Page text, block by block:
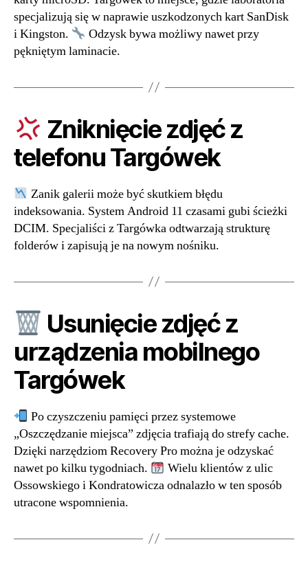
specjalizują się w naprawie uszkodzonych kart SanDisk
i Kingston.
Odzysk bywa możliwy nawet przy
pękniętym laminacie.
Zniknięcie zdjęć z
telefonu Targówek
Zanik galerii może być skutkiem błędu
indeksowania. System Android 11 czasami gubi ścieżki
DCIM. Specjaliści z Targówka odtwarzają strukturę
folderów i zapisują je na nowym nośniku.
Usunięcie zdjęć z
urządzenia mobilnego
Targówek
Po czyszczeniu pamięci przez systemowe
„Oszczędzanie miejsca” zdjęcia trafiają do strefy cache.
Dzięki narzędziom Recovery Pro można je odzyskać
nawet po kilku tygodniach.
Wielu klientów z ulic
Ossowskiego i Kondratowicza odnalazło w ten sposób
utracone wspomnienia.